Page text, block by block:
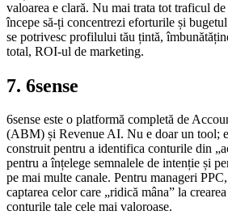
valoarea e clară. Nu mai trata tot traficul
începe să-ți concentrezi eforturile și
se potrivesc profilului tău țintă,
total, ROI-ul de marketing.
7. 6sense
6sense este o platformă completă de
(ABM) și Revenue AI. Nu e doar un tool;
construit pentru a identifica conturile din
pentru a înțelege semnalele de intenție și
pe mai multe canale. Pentru manageri
captarea celor care „ridică mâna” la
conturile tale cele mai valoroase.